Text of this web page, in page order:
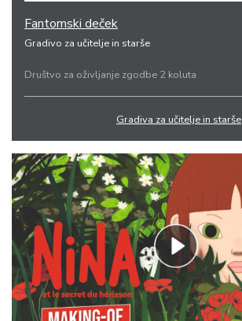
Fantomski deček
Gradivo za učitelje in starše
Društvo za oživljanje zgodbe 2 koluta
Gradiva za učitelje in starše